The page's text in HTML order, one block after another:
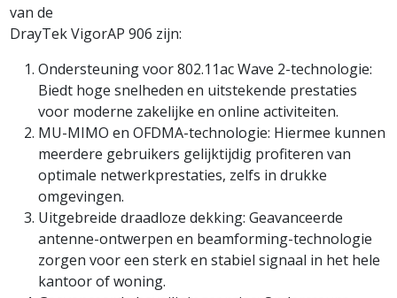
van de
DrayTek VigorAP 906 zijn:
Ondersteuning voor 802.11ac Wave 2-technologie:
Biedt hoge snelheden en uitstekende prestaties
voor moderne zakelijke en online activiteiten.
MU-MIMO en OFDMA-technologie: Hiermee kunnen
meerdere gebruikers gelijktijdig profiteren van
optimale netwerkprestaties, zelfs in drukke
omgevingen.
Uitgebreide draadloze dekking: Geavanceerde
antenne-ontwerpen en beamforming-technologie
zorgen voor een sterk en stabiel signaal in het hele
kantoor of woning.